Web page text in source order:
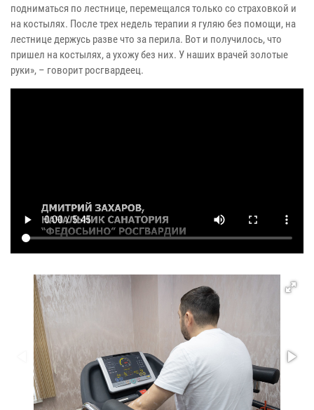
подниматься по лестнице, перемещался только со страховкой и
на костылях. После трех недель терапии я гуляю без помощи, на
лестнице держусь разве что за перила. Вот и получилось, что
пришел на костылях, а ухожу без них. У наших врачей золотые
руки», – говорит росгвардеец.